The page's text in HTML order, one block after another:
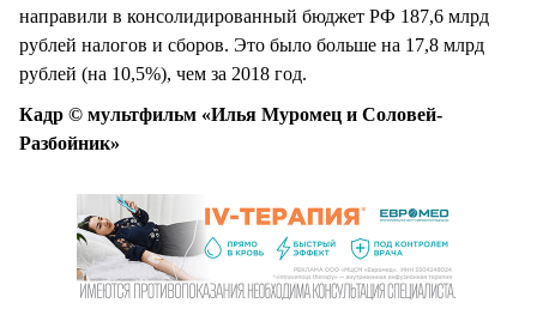
направили в консолидированный бюджет РФ 187,6 млрд
рублей налогов и сборов. Это было больше на 17,8 млрд
рублей (на 10,5%), чем за 2018 год.
Кадр © мультфильм «Илья Муромец и Соловей-
Разбойник»